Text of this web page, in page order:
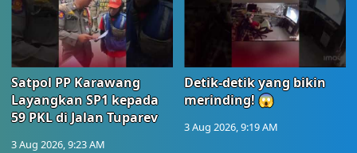
Satpol PP Karawang
Layangkan SP1 kepada
59 PKL di Jalan Tuparev
3 Aug 2026, 9:23 AM
Detik-detik yang bikin
merinding! 😱
3 Aug 2026, 9:19 AM